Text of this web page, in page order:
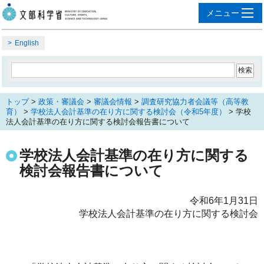
English
トップ> 政策・審議会 > 審議会情報 > 調査研究協力者会議等（高等教
育）
> 学校法人会計基準の在り方に関する検討会（令和5年度）
> 学校
法人会計基準の在り方に関する検討会報告書について
学校法人会計基準の在り方に関する
検討会報告書について
令和6年1月31日
学校法人会計基準の在り方に関する検討会